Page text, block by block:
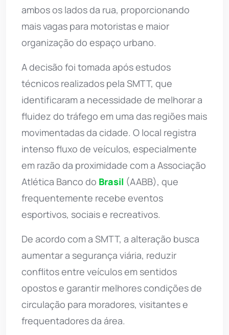
ambos os lados da rua, proporcionando
mais vagas para motoristas e maior
organização do espaço urbano.
A decisão foi tomada após estudos
técnicos realizados pela SMTT, que
identificaram a necessidade de melhorar a
fluidez do tráfego em uma das regiões mais
movimentadas da cidade. O local registra
intenso fluxo de veículos, especialmente
em razão da proximidade com a Associação
Atlética Banco do Brasil (AABB), que
frequentemente recebe eventos
esportivos, sociais e recreativos.
De acordo com a SMTT, a alteração busca
aumentar a segurança viária, reduzir
conflitos entre veículos em sentidos
opostos e garantir melhores condições de
circulação para moradores, visitantes e
frequentadores da área.